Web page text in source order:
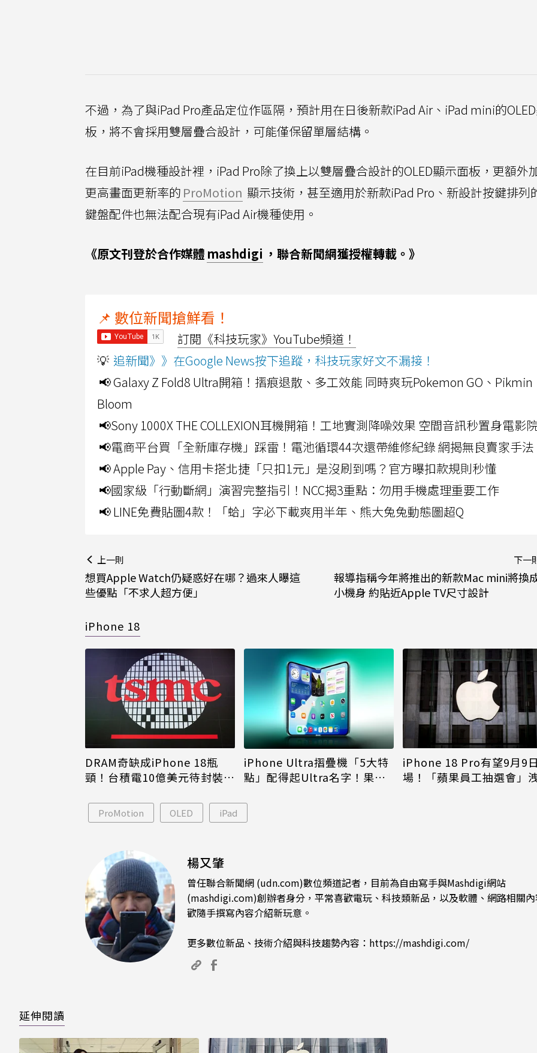
不過，為了與iPad Pro產品定位作區隔，預計用在日後新款iPad Air、iPad mini的
板，將不會採用雙層疊合設計，可能僅保留單層結構。
在目前iPad機種設計裡，iPad Pro除了換上以雙層疊合設計的OLED顯示面板，更額外
更高畫面更新率的 ProMotion 顯示技術，甚至適用於新款iPad Pro、新設計按鍵排列
鍵盤配件也無法配合現有iPad Air機種使用。
《原文刊登於合作媒體 mashdigi ，聯合新聞網獲授權轉載。》
📌 數位新聞搶鮮看！
訂閱《科技玩家》YouTube頻道！
💡 追新聞》》在Google News按下追蹤，科技玩家好文不漏接！
📢 Galaxy Z Fold8 Ultra開箱！摺痕退散、多工效能 同時爽玩Pokemon GO、Pikmin
Bloom
📢Sony 1000X THE COLLEXION耳機開箱！工地實測降噪效果 空間音訊秒置身電影
📢電商平台買「全新庫存機」踩雷！電池循環44次還帶維修紀錄 網揭無良賣家手法
📢 Apple Pay、信用卡搭北捷「只扣1元」是沒刷到嗎？官方曝扣款規則秒懂
📢國家級「行動斷網」演習完整指引！NCC揭3重點：勿用手機處理重要工作
📢 LINE免費貼圖4款！「蛤」字必下載爽用半年、熊大兔兔動態圖超Q
上一則
想買Apple Watch仍疑惑好在哪？過來人曝這
些優點「不求人超方便」
下一
報導指稱今年將推出的新款Mac mini將換
小機身 約貼近Apple TV尺寸設計
iPhone 18
DRAM奇缺成iPhone 18瓶
頸！台積電10億美元待封裝晶
iPhone Ultra摺疊機「5大特
點」配得起Ultra名字！果粉
iPhone 18 Pro有望9月9
場！「蘋果員工抽選會」
ProMotion OLED iPad
楊又肇
曾任聯合新聞網 (udn.com)數位頻道記者，目前為自由寫手與Mashdigi網站
(mashdigi.com)創辦者身分，平常喜歡電玩、科技類新品，以及軟體、網路相關
歡隨手撰寫內容介紹新玩意。
更多數位新品、技術介紹與科技趨勢內容： https://mashdigi.com/
延伸閱讀